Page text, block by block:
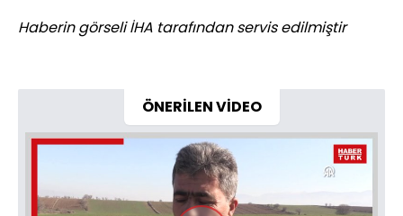
Haberin görseli İHA tarafından servis edilmiştir
ÖNERİLEN VİDEO